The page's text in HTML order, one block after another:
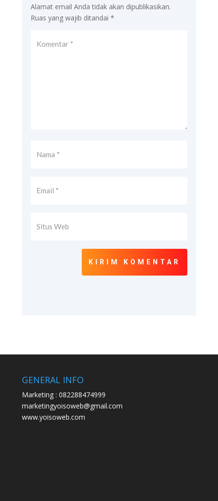
Alamat email Anda tidak akan dipublikasikan.
Ruas yang wajib ditandai *
KIRIM KOMENTAR
GENERAL INFO
Marketing : 082288474999
marketingyoisoweb@gmail.com
www.yoisoweb.com